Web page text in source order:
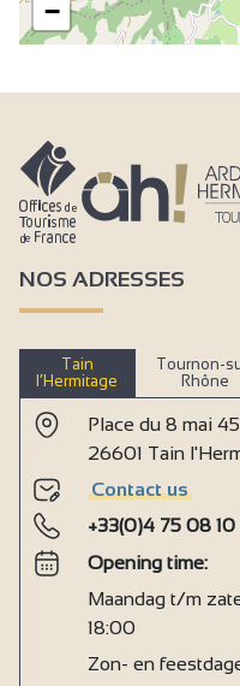
−
NOS ADRESSES
Tain
l’Hermitage
Tournon-
Rhône
Place du 8 mai
26601 Tain
Contact us
+33(0)4 75 08 10
Opening time:
Maandag t/m
18:00
Zon- en